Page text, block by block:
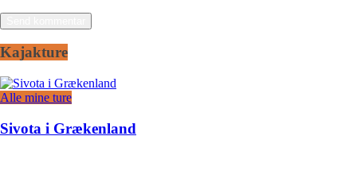
Kajakture
Alle mine ture
Sivota i Grækenland